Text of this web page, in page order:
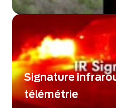
Pour une étude plus
des projectiles
Signature
télémétrie